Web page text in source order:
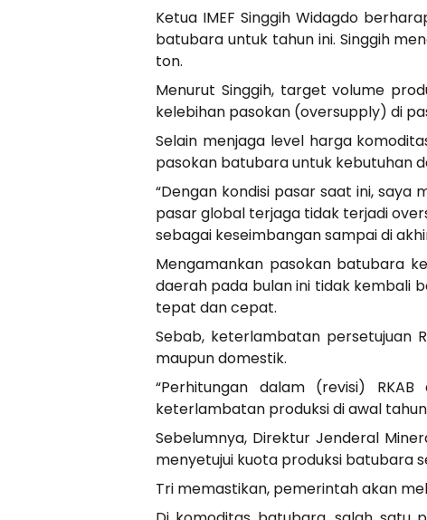
Ketua IMEF Singgih Widagdo
batubara untuk tahun ini. Singgih
ton.
Menurut Singgih, target volume
kelebihan pasokan (oversupply) di
Selain menjaga level harga
pasokan batubara untuk kebutuhan
“Dengan kondisi pasar saat ini,
pasar global terjaga tidak terjadi
sebagai keseimbangan sampai di
Mengamankan pasokan batubara
daerah pada bulan ini tidak kembali
tepat dan cepat.
Sebab, keterlambatan persetujuan
maupun domestik.
“Perhitungan dalam (revisi)
keterlambatan produksi di awal
Sebelumnya, Direktur Jenderal
menyetujui kuota produksi batubara
Tri memastikan, pemerintah akan